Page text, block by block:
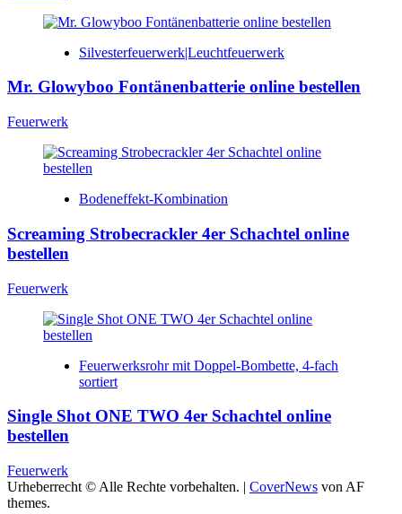
Silvesterfeuerwerk|Leuchtfeuerwerk
Mr. Glowyboo Fontänenbatterie online bestellen
Feuerwerk
Bodeneffekt-Kombination
Screaming Strobecrackler 4er Schachtel online
bestellen
Feuerwerk
Feuerwerksrohr mit Doppel-Bombette, 4-fach
sortiert
Single Shot ONE TWO 4er Schachtel online
bestellen
Feuerwerk
Urheberrecht © Alle Rechte vorbehalten. | CoverNews von AF
themes.